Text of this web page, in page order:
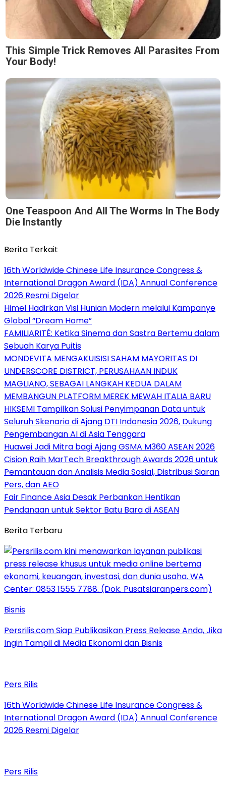
This Simple Trick Removes All Parasites From
Your Body!
One Teaspoon And All The Worms In The Body
Die Instantly
Berita Terkait
16th Worldwide Chinese Life Insurance Congress &
International Dragon Award (IDA) Annual Conference
2026 Resmi Digelar
Himel Hadirkan Visi Hunian Modern melalui Kampanye
Global “Dream Home”
FAMILIARITÉ: Ketika Sinema dan Sastra Bertemu dalam
Sebuah Karya Puitis
MONDEVITA MENGAKUISISI SAHAM MAYORITAS DI
UNDERSCORE DISTRICT, PERUSAHAAN INDUK
MAGLIANO, SEBAGAI LANGKAH KEDUA DALAM
MEMBANGUN PLATFORM MEREK MEWAH ITALIA BARU
HIKSEMI Tampilkan Solusi Penyimpanan Data untuk
Seluruh Skenario di Ajang DTI Indonesia 2026, Dukung
Pengembangan AI di Asia Tenggara
Huawei Jadi Mitra bagi Ajang GSMA M360 ASEAN 2026
Cision Raih MarTech Breakthrough Awards 2026 untuk
Pemantauan dan Analisis Media Sosial, Distribusi Siaran
Pers, dan AEO
Fair Finance Asia Desak Perbankan Hentikan
Pendanaan untuk Sektor Batu Bara di ASEAN
Berita Terbaru
Bisnis
Persrilis.com Siap Publikasikan Press Release Anda, Jika
Ingin Tampil di Media Ekonomi dan Bisnis
Pers Rilis
16th Worldwide Chinese Life Insurance Congress &
International Dragon Award (IDA) Annual Conference
2026 Resmi Digelar
Pers Rilis